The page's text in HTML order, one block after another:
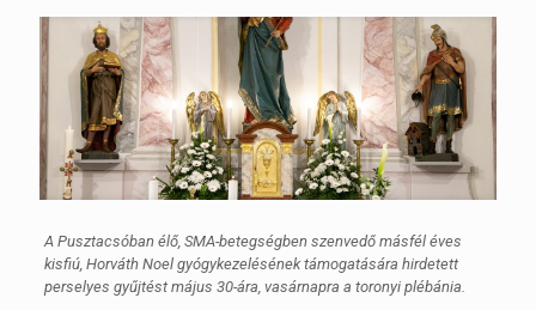
A Pusztacsóban élő, SMA-betegségben szenvedő másfél éves
kisfiú, Horváth Noel gyógykezelésének támogatására hirdetett
perselyes gyűjtést május 30-ára, vasárnapra a toronyi plébánia.